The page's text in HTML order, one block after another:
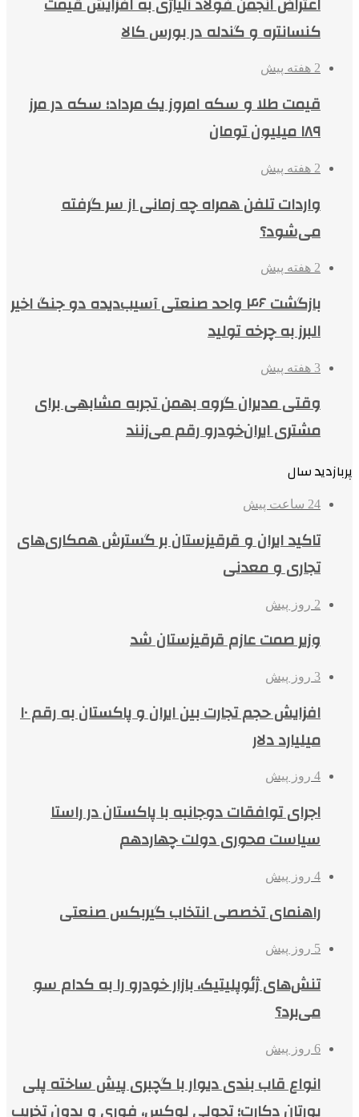
کنسانتره و گندله در بورس کالا
2 هفته پیش
قیمت طلا و سکه امروز یک مرداد؛ سکه در مرز
۱۸۹ میلیون تومان
2 هفته پیش
واردات تلفن همراه چه زمانی از سر گرفته
می‌شود؟
2 هفته پیش
بازگشت ۴۶ واحد صنعتی آسیب‌دیده دو جنگ اخیر
البرز به چرخه تولید
3 هفته پیش
وقتی مدیران گروه بهمن تجربه مشابهی برای
مشتری ایران‌خودرو رقم می‌زنند
پربازدید سال
24 ساعت پیش
تاکید ایران و قرقیزستان بر گسترش همکاری‌های
تجاری و معدنی
2 روز پیش
وزیر صمت عازم قرقیزستان شد
3 روز پیش
افزایش حجم تجارت بین ایران و پاکستان به رقم ۱۰
میلیارد دلار
4 روز پیش
اجرای توافقات دوجانبه با پاکستان در راستا
سیاست محوری دولت چهاردهم
4 روز پیش
راهنمای تخصصی انتخاب گیربکس صنعتی
5 روز پیش
تنش‌های ژئوپلیتیک، بازار خودرو را به کدام سو
می‌برد؟
6 روز پیش
انواع قاب بندی دیوار با گچبری پیش ساخته پلی